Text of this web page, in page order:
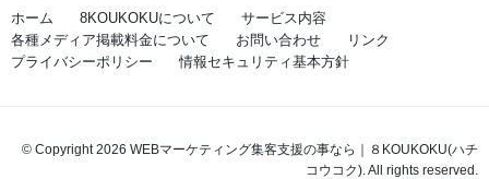
ホーム 8KOUKOKUについて
サービス内容
各種メディア掲載料金について
お問い合わせ
リンク
プライバシーポリシー
情報セキュリティ基本方針
© Copyright 2026 WEBマーケティング集客支援の事なら｜８KOUKOKU(ハチ
コウコク). All rights reserved.